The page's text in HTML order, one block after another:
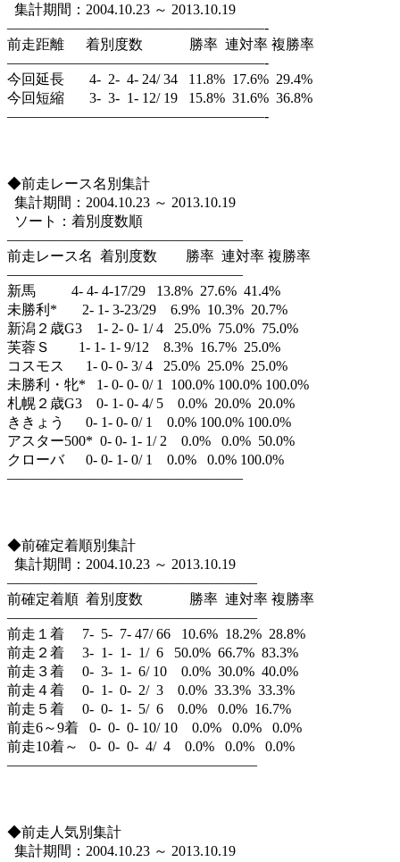
集計期間：2004.10.23 ～ 2013.10.19
——————————————————-
前走距離 着別度数 勝率 連対率 複勝率
——————————————————-
今回延長 4- 2- 4- 24/ 34 11.8% 17.6% 29.4%
今回短縮 3- 3- 1- 12/ 19 15.8% 31.6% 36.8%
——————————————————-
◆前走レース名別集計
集計期間：2004.10.23 ～ 2013.10.19
ソート：着別度数順
————————————————–
前走レース名 着別度数 勝率 連対率 複勝率
————————————————–
新馬 4- 4- 4-17/29 13.8% 27.6% 41.4%
未勝利* 2- 1- 3-23/29 6.9% 10.3% 20.7%
新潟２歳G3 1- 2- 0- 1/ 4 25.0% 75.0% 75.0%
芙蓉Ｓ 1- 1- 1- 9/12 8.3% 16.7% 25.0%
コスモス 1- 0- 0- 3/ 4 25.0% 25.0% 25.0%
未勝利・牝* 1- 0- 0- 0/ 1 100.0% 100.0% 100.0%
札幌２歳G3 0- 1- 0- 4/ 5 0.0% 20.0% 20.0%
ききょう 0- 1- 0- 0/ 1 0.0% 100.0% 100.0%
アスター500* 0- 0- 1- 1/ 2 0.0% 0.0% 50.0%
クローバ 0- 0- 1- 0/ 1 0.0% 0.0% 100.0%
————————————————–
◆前確定着順別集計
集計期間：2004.10.23 ～ 2013.10.19
—————————————————–
前確定着順 着別度数 勝率 連対率 複勝率
—————————————————–
前走１着 7- 5- 7- 47/ 66 10.6% 18.2% 28.8%
前走２着 3- 1- 1- 1/ 6 50.0% 66.7% 83.3%
前走３着 0- 3- 1- 6/ 10 0.0% 30.0% 40.0%
前走４着 0- 1- 0- 2/ 3 0.0% 33.3% 33.3%
前走５着 0- 0- 1- 5/ 6 0.0% 0.0% 16.7%
前走6～9着 0- 0- 0- 10/ 10 0.0% 0.0% 0.0%
前走10着～ 0- 0- 0- 4/ 4 0.0% 0.0% 0.0%
—————————————————–
◆前走人気別集計
集計期間：2004.10.23 ～ 2013.10.19